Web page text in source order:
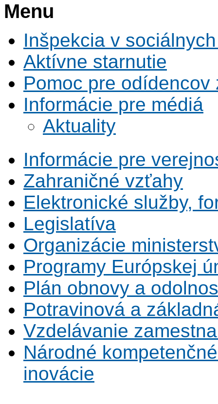
Menu
Inšpekcia v
Aktívne starnutie
Pomoc pre odídencov
Informácie pre médiá
Aktuality
Informácie pre
Zahraničné vzťahy
Elektronické služby,
Legislatíva
Organizácie
Programy Európskej
Plán obnovy a
Potravinová a
Vzdelávanie
Národné
inovácie